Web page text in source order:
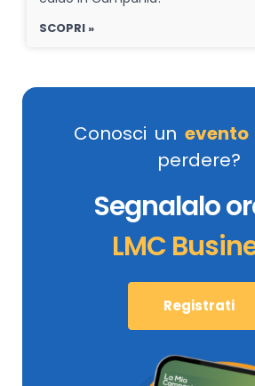
SCOPRI »
Conosci un evento
perdere?
Segnalalo
LMC
Registrati